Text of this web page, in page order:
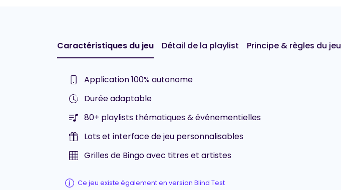
Caractéristiques du jeu Détail de la playlist Principe & règles du jeu
Application 100% autonome
Durée adaptable
80+ playlists thématiques & événementielles
Lots et interface de jeu personnalisables
Grilles de Bingo avec titres et artistes
Ce jeu existe également en version Blind Test